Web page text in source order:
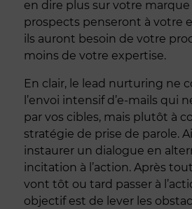
en dire plus sur votre marque
prospects penseront à votre
ils auront besoin de votre
moins de votre expertise.
En clair, le lead nurturing ne
l’envoi intensif d’e-mails qui
par vos cibles, mais plutôt à
stratégie de prise de parole.
instaurer un dialogue en
incitation à l’action. Après
vont tôt ou tard passer à
objectif est de lever les